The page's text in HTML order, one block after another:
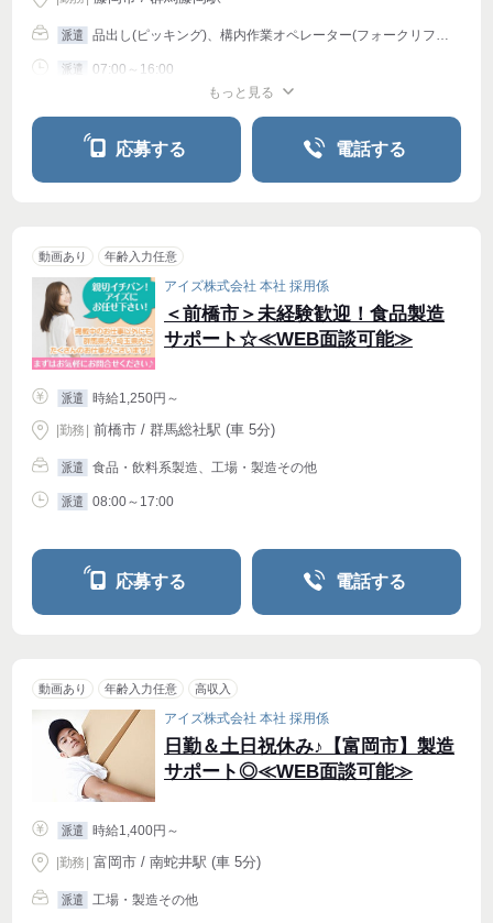
派遣 品出し(ピッキング)、構内作業オペレーター(フォークリフト等)
派遣 07:00～16:00
もっと見る
応募する 電話する
動画あり 年齢入力任意
アイズ株式会社 本社 採用係
＜前橋市＞未経験歓迎！食品製造
サポート☆≪WEB面談可能≫
派遣 時給1,250円～
|勤務 前橋市 / 群馬総社駅 (車 5分)
派遣 食品・飲料系製造、工場・製造その他
派遣 08:00～17:00
応募する 電話する
動画あり 年齢入力任意 高収入
アイズ株式会社 本社 採用係
日勤＆土日祝休み♪【富岡市】製造
サポート◎≪WEB面談可能≫
派遣 時給1,400円～
|勤務 富岡市 / 南蛇井駅 (車 5分)
派遣 工場・製造その他